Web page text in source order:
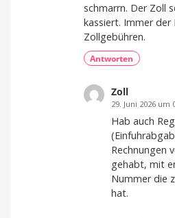
schmarrn. Der Zoll
kassiert. Immer
Zollgebühren.
Antworten
Zoll
29. Juni 2026 um
Hab auch
Rechnungen
gehabt, mit
Nummer die
hat.